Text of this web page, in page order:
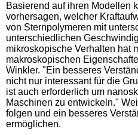
Basierend auf ihren Modellen
vorhersagen, welcher
von Sternpolymeren mit
unterschiedlichen
mikroskopische Verhalten hat
makroskopischen
Winkler. "Ein besseres
nicht nur interessant für die
ist auch erforderlich um
Maschinen zu entwickeln."
folgen und ein besseres
ermöglichen.